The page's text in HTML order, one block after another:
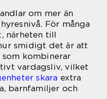
om mer än
För många
närheten till
smidigt det är att
som kombinerar
vardagsliv, vilket
skara extra
barnfamiljer och